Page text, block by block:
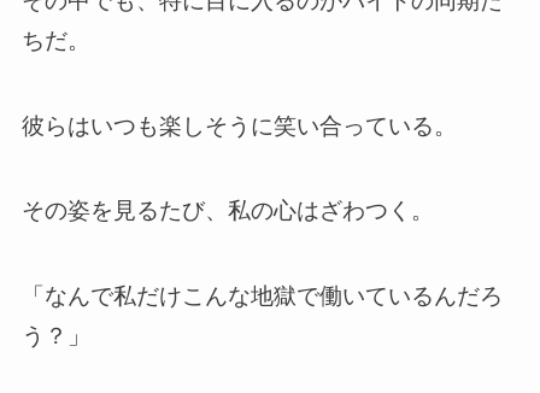
ちだ。
彼らはいつも楽しそうに笑い合っている。
その姿を見るたび、私の心はざわつく。
「なんで私だけこんな地獄で働いているんだろ
う？」